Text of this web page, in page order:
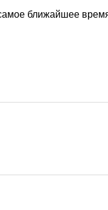
ближайшее